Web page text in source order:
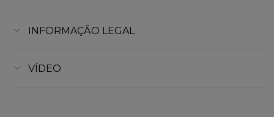
INFORMAÇÃO LEGAL
VÍDEO